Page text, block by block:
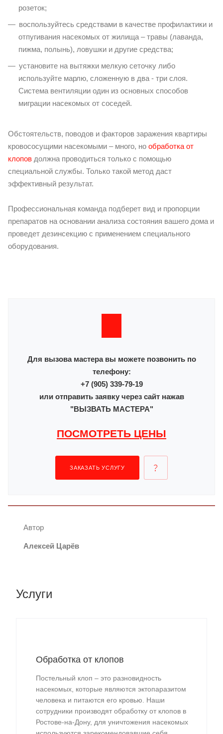
розеток;
воспользуйтесь средствами в качестве профилактики и
отпугивания насекомых от жилища – травы (лаванда,
пижма, полынь), ловушки и другие средства;
установите на вытяжки мелкую сеточку либо
используйте марлю, сложенную в два - три слоя.
Система вентиляции один из основных способов
миграции насекомых от соседей.
Обстоятельств, поводов и факторов заражения квартиры
кровососущими насекомыми – много, но обработка от
клопов должна проводиться только с помощью
специальной службы. Только такой метод даст
эффективный результат.
Профессиональная команда подберет вид и пропорции
препаратов на основании анализа состояния вашего дома и
проведет дезинсекцию с применением специального
оборудования.
Для вызова мастера вы можете позвонить по
телефону:
+7 (905) 339-79-19
или отправить заявку через сайт нажав
"ВЫЗВАТЬ МАСТЕРА"
ПОСМОТРЕТЬ ЦЕНЫ
ЗАКАЗАТЬ УСЛУГУ
Автор
Алексей Царёв
Услуги
Обработка от клопов
Постельный клоп – это разновидность
насекомых, которые являются эктопаразитом
человека и питаются его кровью. Наши
сотрудники производят обработку от клопов в
Ростове-на-Дону, для уничтожения насекомых